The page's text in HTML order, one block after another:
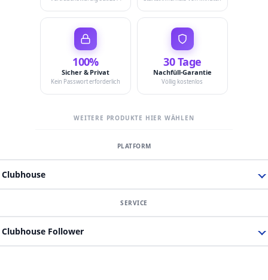
100%
Sicher & Privat
Kein Passwort erforderlich
30 Tage
Nachfüll-Garantie
Völlig kostenlos
WEITERE PRODUKTE HIER WÄHLEN
Clubhouse
Clubhouse Follower